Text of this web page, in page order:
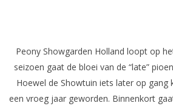
Peony Showgarden Holland loopt op
seizoen gaat de bloei van de “late”
Hoewel de Showtuin iets later op
een vroeg jaar geworden. Binnenkort